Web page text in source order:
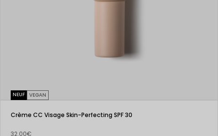
NEUF VEGAN
Crème CC Visage Skin-Perfecting SPF 30
32.00€